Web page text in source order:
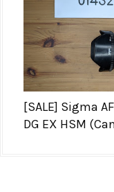
[SALE] Sigma
DG EX HSM